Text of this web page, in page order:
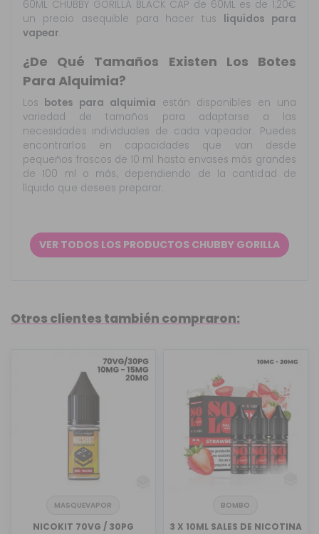
60ML CHUBBY GORILLA BLACK CAP de 60ML es de 1,20€
un precio asequible para hacer tus liquidos para
vapear.
¿De Qué Tamaños Existen Los Botes
Para Alquimia?
Los botes para alquimia están disponibles en una
variedad de tamaños para adaptarse a las
necesidades individuales de cada vapeador. Puedes
encontrarlos en capacidades que van desde
pequeños frascos de 10 ml hasta envases más grandes
de 100 ml o más, dependiendo de la cantidad de
líquido que desees preparar.
VER TODOS LOS PRODUCTOS CHUBBY GORILLA
Otros clientes también compraron:
MASQUEVAPOR
NICOKIT 70VG / 30PG
BOMBO
3 X 10ML SALES DE NICOTINA